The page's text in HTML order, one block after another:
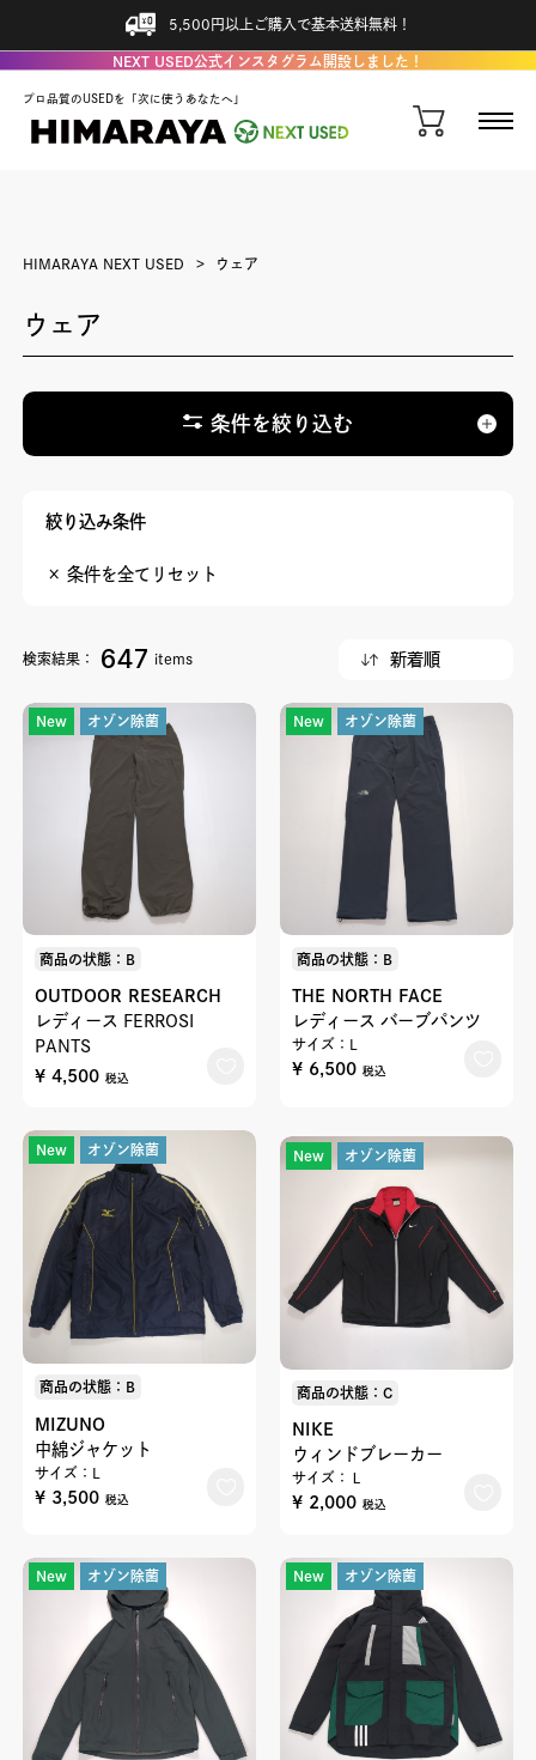
5,500円以上ご購入で基本送料無料！
NEXT USED公式インスタグラム開設しました！
プロ品質のUSEDを「次に使うあなたへ」
HIMARAYA NEXT USED ウェア
ウェア
条件を絞り込む
絞り込み条件
× 条件を全てリセット
検索結果： 647 items
New オゾン除菌
商品の状態：B
OUTDOOR RESEARCH
レディース FERROSI
PANTS
¥ 4,500 税込
New オゾン除菌
商品の状態：B
THE NORTH FACE
レディース バーブパンツ
サイズ：L
¥ 6,500 税込
New オゾン除菌
商品の状態：B
MIZUNO
中綿ジャケット
サイズ：L
¥ 3,500 税込
New オゾン除菌
商品の状態：C
NIKE
ウィンドブレーカー
サイズ：Ｌ
¥ 2,000 税込
New オゾン除菌 New オゾン除菌